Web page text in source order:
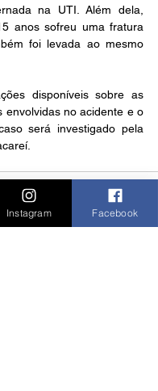
na UTI. Além dela,
anos sofreu uma fratura
foi levada ao mesmo
disponíveis sobre as
envolvidas no acidente e o
será investigado pela
Instagram Facebook